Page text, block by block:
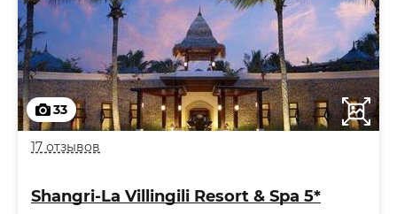
33
17 отзывов
Shangri-La Villingili Resort & Spa 5*